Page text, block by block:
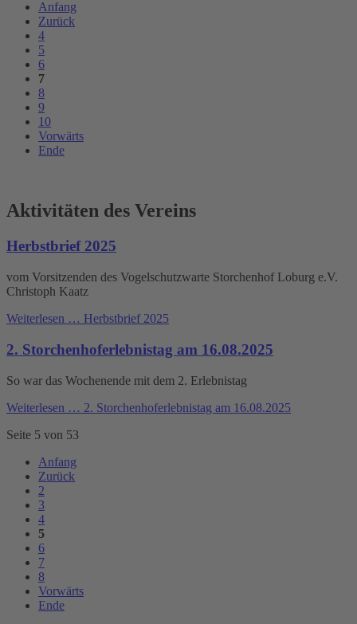
Anfang
Zurück
4
5
6
7
8
9
10
Vorwärts
Ende
Aktivitäten des Vereins
Herbstbrief 2025
vom Vorsitzenden des Vogelschutzwarte Storchenhof Loburg e.V.
Christoph Kaatz
Weiterlesen … Herbstbrief 2025
2. Storchenhoferlebnistag am 16.08.2025
So war das Wochenende mit dem 2. Erlebnistag
Weiterlesen … 2. Storchenhoferlebnistag am 16.08.2025
Seite 5 von 53
Anfang
Zurück
2
3
4
5
6
7
8
Vorwärts
Ende